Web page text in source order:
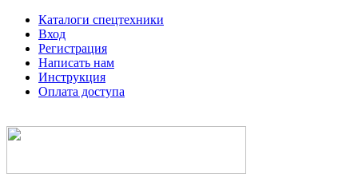
Каталоги спецтехники
Вход
Регистрация
Написать нам
Инструкция
Оплата доступа